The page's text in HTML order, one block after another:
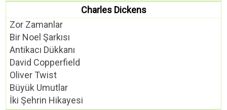
Charles Dickens
Zor Zamanlar
Bir Noel Şarkısı
Antikacı Dükkanı
David Copperfield
Oliver Twist
Büyük Umutlar
İki Şehrin Hikayesi